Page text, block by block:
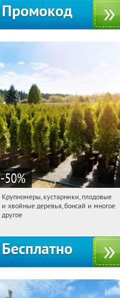
Промокод
-50%
13:50:59 Получили:28
Москва, Рябиновая улица, 17
Крупномеры, кустарники, плодовые
и хвойные деревья, бонсай и многое
другое
Бесплатно